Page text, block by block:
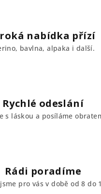
nabídka přízí
bavlna, alpaka i další.
Rychlé odeslání
s láskou a posíláme
Rádi poradíme
pro vás v době od 8 do